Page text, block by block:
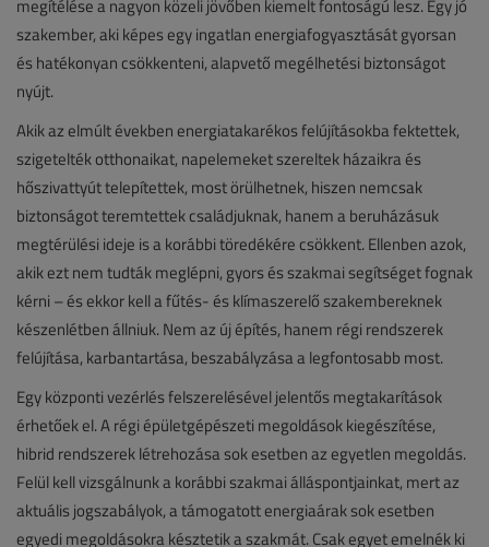
megítélése a nagyon közeli jövőben kiemelt fontoságú lesz. Egy jó
szakember, aki képes egy ingatlan energiafogyasztását gyorsan
és hatékonyan csökkenteni, alapvető megélhetési biztonságot
nyújt.
Akik az elmúlt években energiatakarékos felújításokba fektettek,
szigetelték otthonaikat, napelemeket szereltek házaikra és
hőszivattyút telepítettek, most örülhetnek, hiszen nemcsak
biztonságot teremtettek családjuknak, hanem a beruházásuk
megtérülési ideje is a korábbi töredékére csökkent. Ellenben azok,
akik ezt nem tudták meglépni, gyors és szakmai segítséget fognak
kérni – és ekkor kell a fűtés- és klímaszerelő szakembereknek
készenlétben állniuk. Nem az új építés, hanem régi rendszerek
felújítása, karbantartása, beszabályzása a legfontosabb most.
Egy központi vezérlés felszerelésével jelentős megtakarítások
érhetőek el. A régi épületgépészeti megoldások kiegészítése,
hibrid rendszerek létrehozása sok esetben az egyetlen megoldás.
Felül kell vizsgálnunk a korábbi szakmai álláspontjainkat, mert az
aktuális jogszabályok, a támogatott energiaárak sok esetben
egyedi megoldásokra késztetik a szakmát. Csak egyet emelnék ki